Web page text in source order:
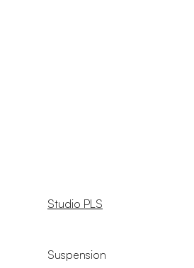
Studio PLS
Suspension